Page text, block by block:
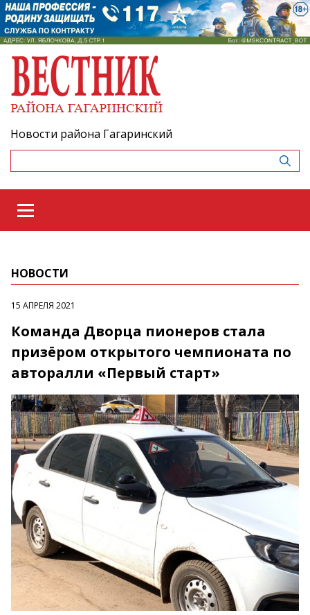
Новости района Гагаринский
НОВОСТИ
15 АПРЕЛЯ 2021
Команда Дворца пионеров стала
призёром открытого чемпионата по
авторалли «Первый старт»